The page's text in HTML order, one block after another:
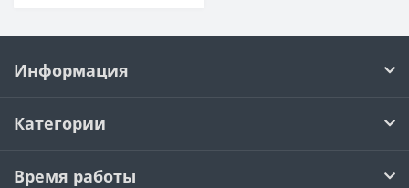
Информация
Категории
Время работы